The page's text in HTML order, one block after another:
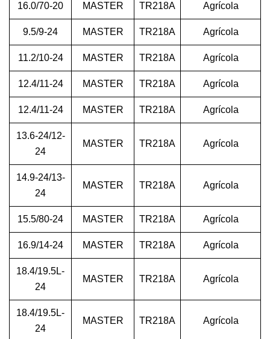
16.0/70-20 MASTER TR218A Agrícola
9.5/9-24 MASTER TR218A Agrícola
11.2/10-24 MASTER TR218A Agrícola
12.4/11-24 MASTER TR218A Agrícola
12.4/11-24 MASTER TR218A Agrícola
13.6-24/12-
24
MASTER TR218A Agrícola
14.9-24/13-
24
MASTER TR218A Agrícola
15.5/80-24 MASTER TR218A Agrícola
16.9/14-24 MASTER TR218A Agrícola
18.4/19.5L-
24
MASTER TR218A Agrícola
18.4/19.5L-
24
MASTER TR218A Agrícola